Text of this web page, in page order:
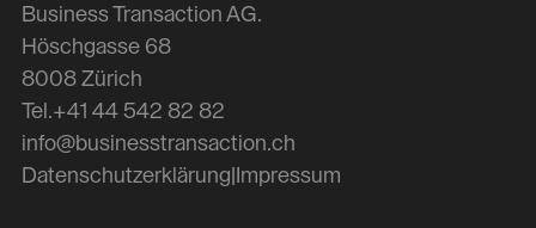
Business Transaction AG.
Höschgasse 68
8008 Zürich
Tel.+41 44 542 82 82
info@businesstransaction.ch
Datenschutzerklärung Impressum